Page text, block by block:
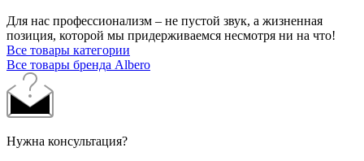
Для нас профессионализм – не пустой звук, а жизненная
позиция, которой мы придерживаемся несмотря ни на что!
Все товары категории
Все товары бренда Albero
Нужна консультация?